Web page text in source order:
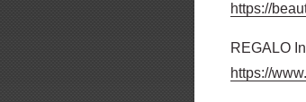
https://
REGALO
https://